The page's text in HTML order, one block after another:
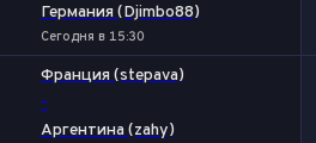
Германия (Djimbo88)
Сегодня в 15:30
Франция (stepava)
-
Аргентина (zahy)